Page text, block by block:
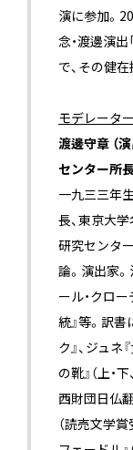
演に参加。
念・渡邊演出
で、その健
モデレーター
渡邊守章 （
センター所長
一九三三年
長、東京大
研究センタ
論。演出家。
ール・クロ
統』等。訳
ク』、ジュネ
の靴』（上・
西財団日仏
（読売文学